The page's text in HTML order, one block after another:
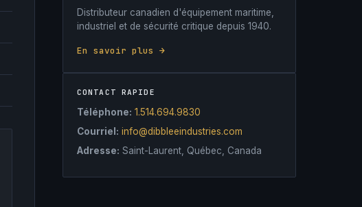
Distributeur canadien d'équipement maritime,
industriel et de sécurité critique depuis 1940.
En savoir plus →
CONTACT RAPIDE
Téléphone: 1.514.694.9830
Courriel: info@dibbleeindustries.com
Adresse: Saint-Laurent, Québec, Canada